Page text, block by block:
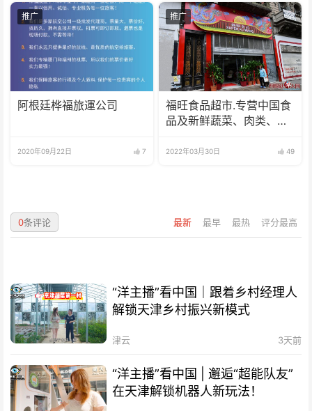
推广
阿根廷桦福旅運公司
2020年09月22日 7
推广
福旺食品超市.专营中国食
品及新鲜蔬菜、肉类、
2022年03月30日 49
最新 最早 最热 评分最高
0条评论
“洋主播”看中国｜跟着乡村经理人
解锁天津乡村振兴新模式
津云 3天前
“洋主播”看中国 | 邂逅“超能队友”
在天津解锁机器人新玩法！